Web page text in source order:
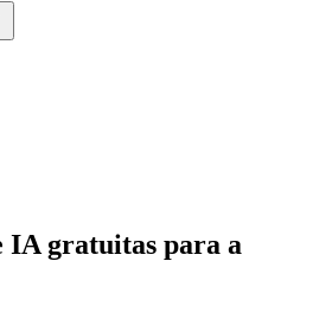
IA gratuitas para a